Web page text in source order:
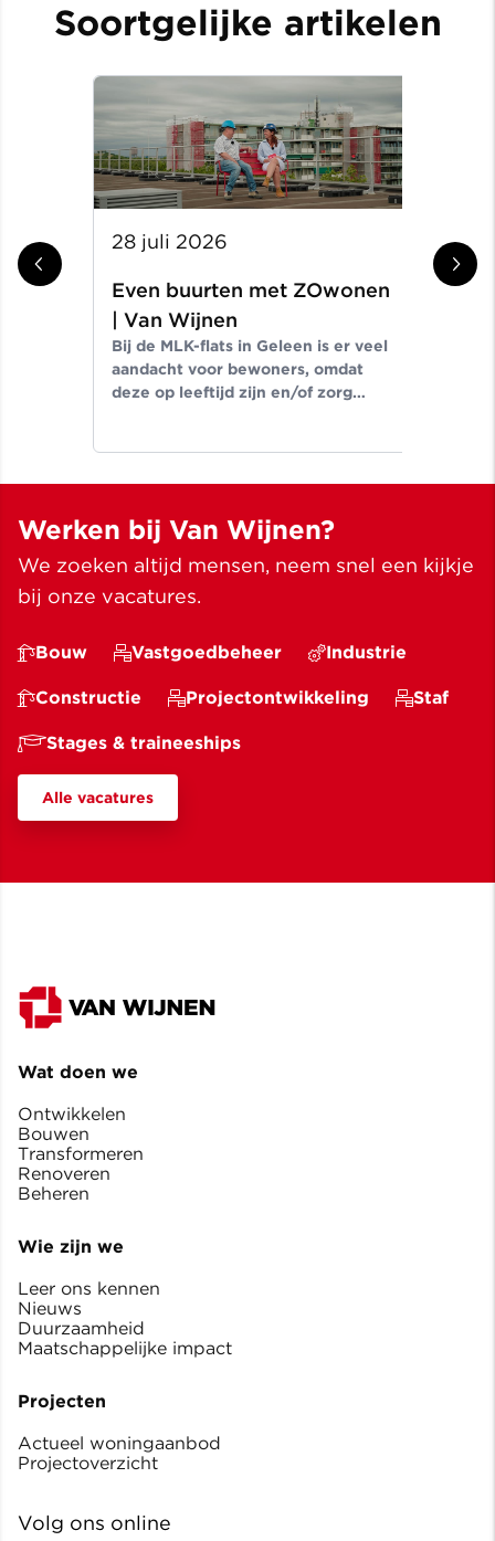
Soortgelijke artikelen
28 juli 2026
Even buurten met ZOwonen
| Van Wijnen
Bij de MLK-flats in Geleen is er veel
aandacht voor bewoners, omdat
deze op leeftijd zijn en/of zorg
14
Werken bij Van Wijnen?
We zoeken altijd mensen, neem snel een kijkje
bij onze vacatures.
Bouw Vastgoedbeheer Industrie
Constructie Projectontwikkeling Staf
Stages & traineeships
Alle vacatures
Wat doen we
Ontwikkelen
Bouwen
Transformeren
Renoveren
Beheren
Wie zijn we
Leer ons kennen
Nieuws
Duurzaamheid
Maatschappelijke impact
Projecten
Actueel woningaanbod
Projectoverzicht
Volg ons online